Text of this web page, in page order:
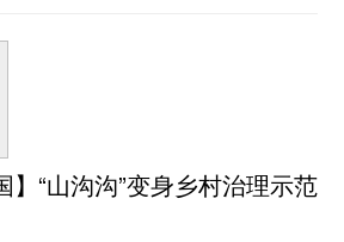
】“山沟沟”变身乡村治理示范